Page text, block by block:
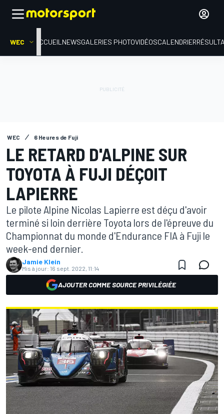
WEC ACCUEIL NEWSGALERIES PHOTOVIDÉOSCALENDRIER
WEC 6 Heures de Fuji
LE RETARD D'ALPINE SUR
TOYOTA À FUJI DÉÇOIT
LAPIERRE
Le pilote Alpine Nicolas Lapierre est déçu d'avoir
terminé si loin derrière Toyota lors de l'épreuve du
Championnat du monde d'Endurance FIA à Fuji le
week-end dernier.
Jamie Klein
Mis à jour: 16 sept. 2022, 11:14
AJOUTER COMME SOURCE PRIVILÉGIÉE